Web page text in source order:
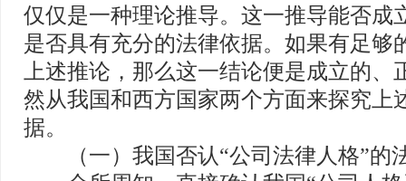
仅仅是一种理论推导。这一推导能否成
是否具有充分的法律依据。如果有足够
上述推论，那么这一结论便是成立的、
然从我国和西方国家两个方面来探究上
据。
（一）我国否认“公司法律人格”的